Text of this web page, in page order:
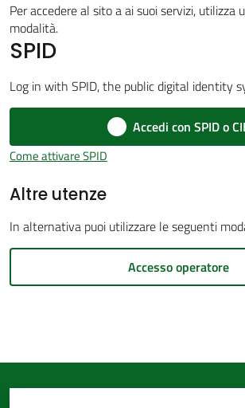
Vivere
Castello
Trasparente
argomenti...
Seguici
Per accedere al sito a ai suoi servizi, utilizza
modalità.
SPID
Log in with SPID, the public digital identity
Accedi con SPID o
Come attivare SPID
Altre utenze
In alternativa puoi utilizzare le seguenti
Accesso operatore